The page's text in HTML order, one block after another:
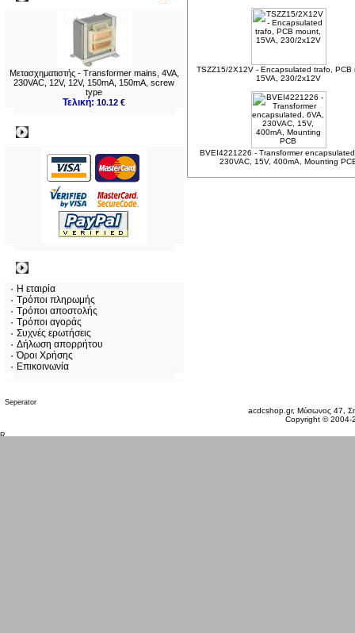
Μετασχηματιστής - Transformer mains, 4VA,
230VAC, 12V, 12V, 150mA, 150mA, screw
type
Τελική:10.12 €
Η εταιρία
Τρόποι πληρωμής
Τρόποι αποστολής
Τρόποι αγοράς
Συχνές ερωτήσεις
Δήλωση απορρήτου
Όροι Χρήσης
Επικοινωνία
TSZZ15/2X12V - Encapsulated trafo, PCB
15VA, 230/2x12V
BVEI4221226 - Transformer
230VAC, 15V, 400mA, Mounting
acdcshop.gr, Μύσωνος 47,
Copyright ©